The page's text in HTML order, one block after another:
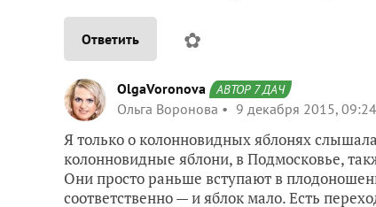
Ответить ✿
OlgaVoronova АВТОР 7 ДАЧ
Ольга Воронова 9 декабря 2015, 09:24
Я только о колонновидных яблонях
колонновидные яблони, в Подмосковье,
Они просто раньше вступают в
соответственно — и яблок мало. Есть